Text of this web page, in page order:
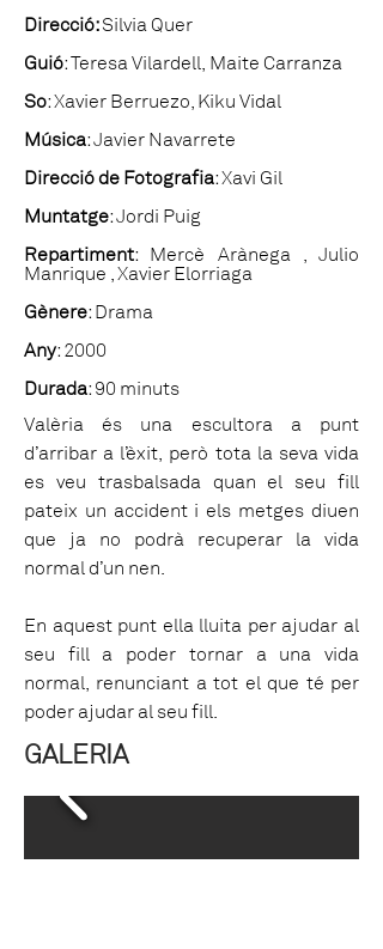
Direcció:Silvia Quer
Guió: Teresa Vilardell, Maite Carranza
So: Xavier Berruezo, Kiku Vidal
Música: Javier Navarrete
Direcció de Fotografia: Xavi Gil
Muntatge: Jordi Puig
Repartiment: Mercè Arànega , Julio
Manrique , Xavier Elorriaga
Gènere: Drama
Any: 2000
Durada: 90 minuts
Valèria és una escultora a punt
d’arribar a l’èxit, però tota la seva vida
es veu trasbalsada quan el seu fill
pateix un accident i els metges diuen
que ja no podrà recuperar la vida
normal d’un nen.
En aquest punt ella lluita per ajudar al
seu fill a poder tornar a una vida
normal, renunciant a tot el que té per
poder ajudar al seu fill.
GALERIA